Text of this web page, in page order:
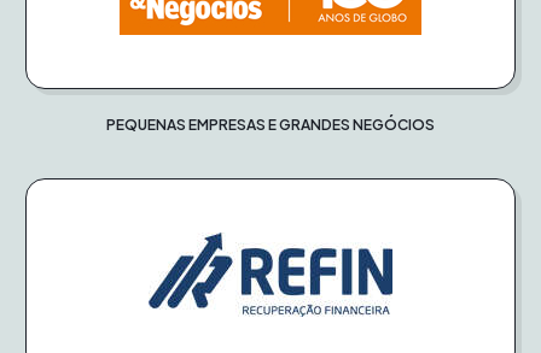
PEQUENAS EMPRESAS E GRANDES NEGÓCIOS